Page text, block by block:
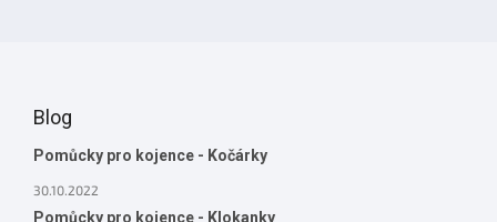
Blog
Pomůcky pro kojence - Kočárky
30.10.2022
Pomůcky pro kojence - Klokanky